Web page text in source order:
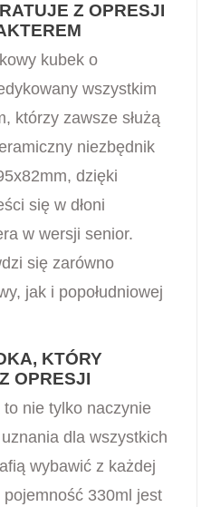
Z OPRESJI
kubek o
wszystkim
którzy zawsze służą
niezbędnik
dzięki
się w dłoni
w wersji senior.
się zarówno
jak i popołudniowej
KTÓRY
OPRESJI
nie tylko naczynie
dla wszystkich
wybawić z każdej
330ml jest